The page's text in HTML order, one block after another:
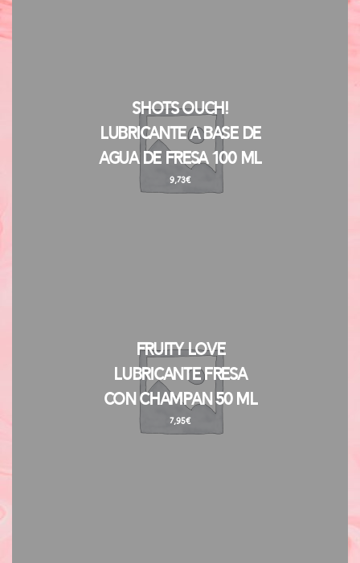
Shots Ouch!
Lubricante a Base de
Agua de Fresa 100 ml
9,73€
Fruity Love
Lubricante Fresa
con Champan 50 ml
7,95€